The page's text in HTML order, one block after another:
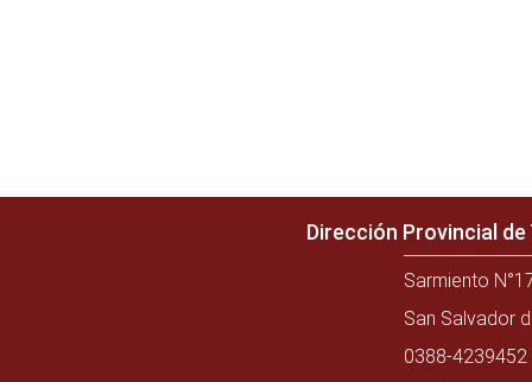
Dirección Provincial
Sarmiento
San Salvador
0388-